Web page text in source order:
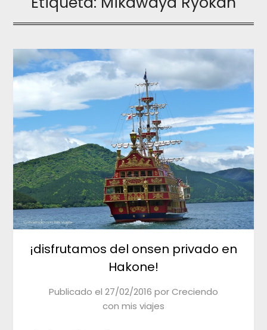
¡disfrutamos del onsen privado en
Hakone!
Publicado el 27/02/2016 porCreciendo
con mis viajes